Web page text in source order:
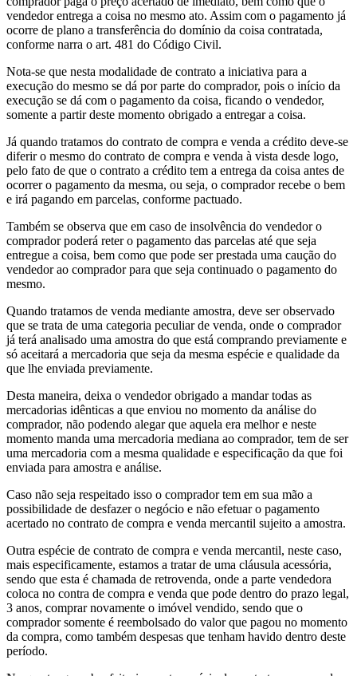
vendedor entrega a coisa no mesmo ato. Assim com o pagamento já
ocorre de plano a transferência do domínio da coisa contratada,
conforme narra o art. 481 do Código Civil.
Nota-se que nesta modalidade de contrato a iniciativa para a
execução do mesmo se dá por parte do comprador, pois o início da
execução se dá com o pagamento da coisa, ficando o vendedor,
somente a partir deste momento obrigado a entregar a coisa.
Já quando tratamos do contrato de compra e venda a crédito deve-se
diferir o mesmo do contrato de compra e venda à vista desde logo,
pelo fato de que o contrato a crédito tem a entrega da coisa antes de
ocorrer o pagamento da mesma, ou seja, o comprador recebe o bem
e irá pagando em parcelas, conforme pactuado.
Também se observa que em caso de insolvência do vendedor o
comprador poderá reter o pagamento das parcelas até que seja
entregue a coisa, bem como que pode ser prestada uma caução do
vendedor ao comprador para que seja continuado o pagamento do
mesmo.
Quando tratamos de venda mediante amostra, deve ser observado
que se trata de uma categoria peculiar de venda, onde o comprador
já terá analisado uma amostra do que está comprando previamente e
só aceitará a mercadoria que seja da mesma espécie e qualidade da
que lhe enviada previamente.
Desta maneira, deixa o vendedor obrigado a mandar todas as
mercadorias idênticas a que enviou no momento da análise do
comprador, não podendo alegar que aquela era melhor e neste
momento manda uma mercadoria mediana ao comprador, tem de ser
uma mercadoria com a mesma qualidade e especificação da que foi
enviada para amostra e análise.
Caso não seja respeitado isso o comprador tem em sua mão a
possibilidade de desfazer o negócio e não efetuar o pagamento
acertado no contrato de compra e venda mercantil sujeito a amostra.
Outra espécie de contrato de compra e venda mercantil, neste caso,
mais especificamente, estamos a tratar de uma cláusula acessória,
sendo que esta é chamada de retrovenda, onde a parte vendedora
coloca no contra de compra e venda que pode dentro do prazo legal,
3 anos, comprar novamente o imóvel vendido, sendo que o
comprador somente é reembolsado do valor que pagou no momento
da compra, como também despesas que tenham havido dentro deste
período.